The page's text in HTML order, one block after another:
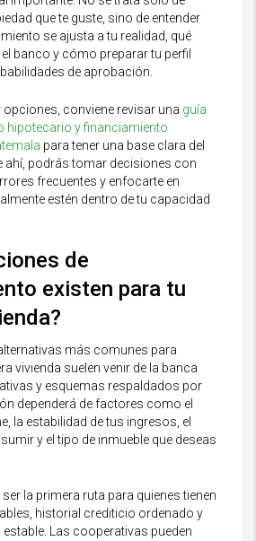
que te guste, sino de entender
se ajusta a tu realidad, qué
banco y cómo preparar tu perfil
de aprobación.
conviene revisar una guía
hipotecario y financiamiento
para tener una base clara del
ahí, podrás tomar decisiones con
frecuentes y enfocarte en
estén dentro de tu capacidad
de
existen para tu
más comunes para
vivienda suelen venir de la banca
y esquemas respaldados por
dependerá de factores como el
la estabilidad de tus ingresos, el
y el tipo de inmueble que deseas
ser la primera ruta para quienes tienen
historial crediticio ordenado y
Las cooperativas pueden